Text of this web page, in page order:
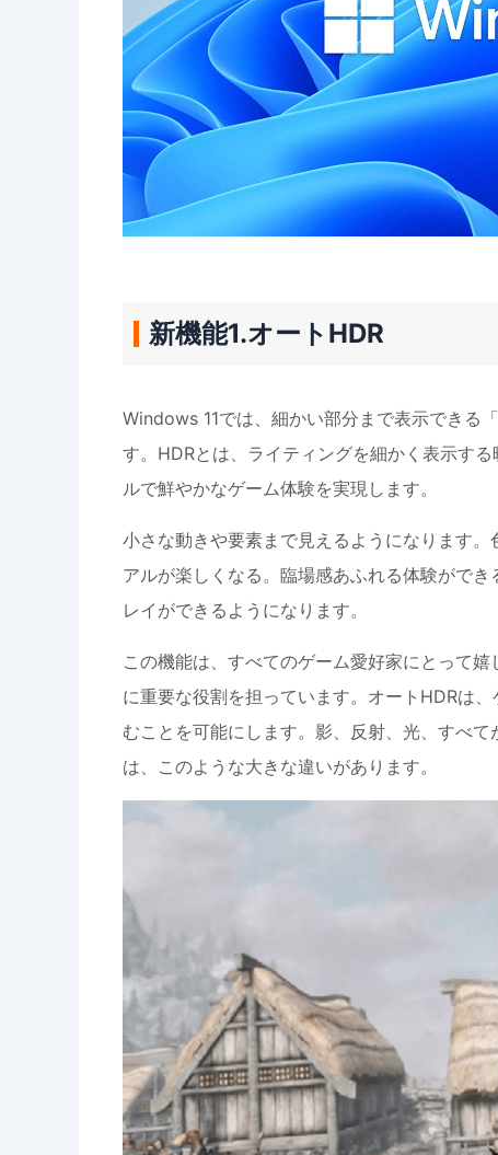
新機能1.オートHDR
Windows 11では、細かい部分まで表示できる
す。HDRとは、ライティングを細かく表示す
ルで鮮やかなゲーム体験を実現します。
小さな動きや要素まで見えるようになります
アルが楽しくなる。臨場感あふれる体験がで
レイができるようになります。
この機能は、すべてのゲーム愛好家にとって
に重要な役割を担っています。オートHDRは
むことを可能にします。影、反射、光、すべ
は、このような大きな違いがあります。